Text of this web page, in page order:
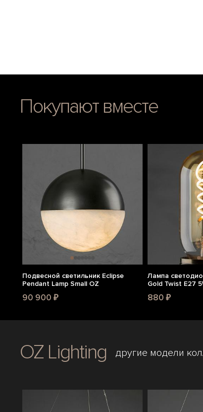
Покупают вместе
Подвесной светильник Eclipse
Pendant Lamp Small OZ
90 900 ₽
Лампа
Gold Twist E27
880 ₽
OZ Lighting другие модели